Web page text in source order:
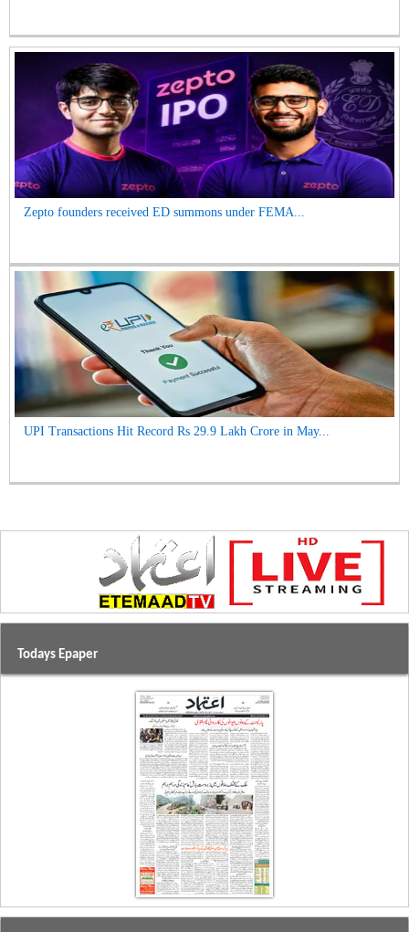
Zepto founders received ED summons under FEMA...
UPI Transactions Hit Record Rs 29.9 Lakh Crore in May...
Todays Epaper